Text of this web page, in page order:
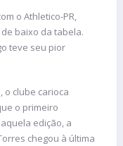
o Athletico-PR,
baixo da tabela.
teve seu pior
o clube carioca
o primeiro
edição, a
chegou à última